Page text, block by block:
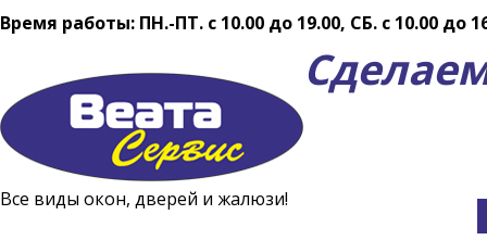
Время работы: ПН.-ПТ. c 10.00 до 19.00, СБ. с 10.00 до
Все виды окон, дверей и жалюзи!